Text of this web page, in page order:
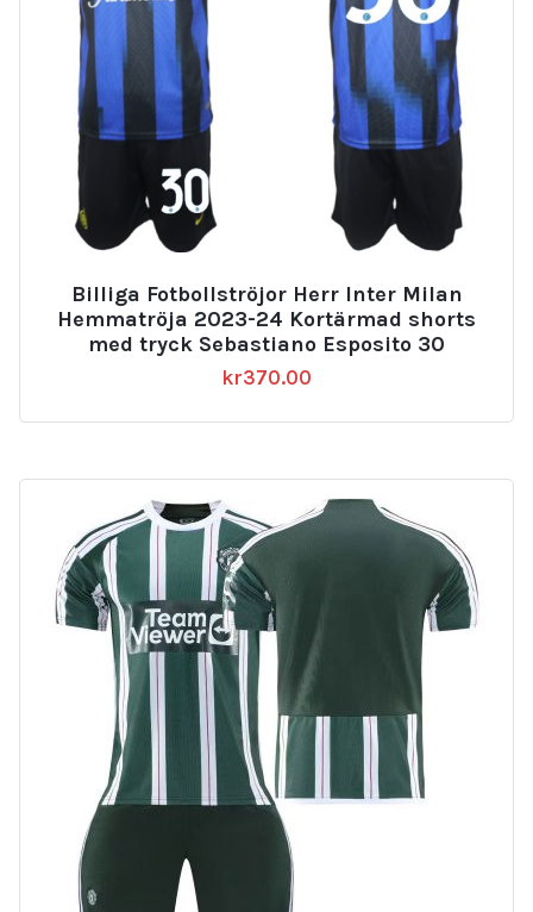
Billiga Fotbollströjor Herr Inter Milan
Hemmatröja 2023-24 Kortärmad shorts
med tryck Sebastiano Esposito 30
kr370.00